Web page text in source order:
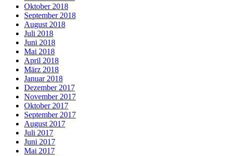
Oktober 2018
September 2018
August 2018
Juli 2018
Juni 2018
Mai 2018
April 2018
März 2018
Januar 2018
Dezember 2017
November 2017
Oktober 2017
September 2017
August 2017
Juli 2017
Juni 2017
Mai 2017